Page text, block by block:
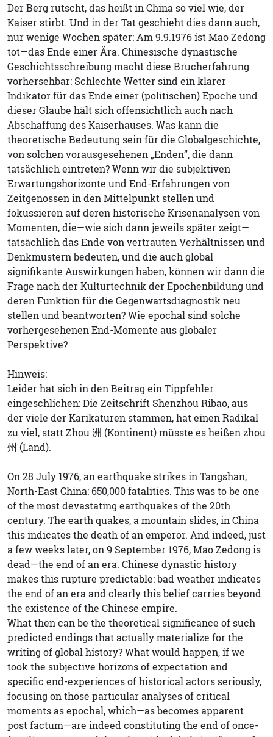
Der Berg rutscht, das heißt in China so viel wie, der
Kaiser stirbt. Und in der Tat geschieht dies dann auch,
nur wenige Wochen später: Am 9.9.1976 ist Mao Zedong
tot—das Ende einer Ära. Chinesische dynastische
Geschichtsschreibung macht diese Brucherfahrung
vorhersehbar: Schlechte Wetter sind ein klarer
Indikator für das Ende einer (politischen) Epoche und
dieser Glaube hält sich offensichtlich auch nach
Abschaffung des Kaiserhauses. Was kann die
theoretische Bedeutung sein für die Globalgeschichte,
von solchen vorausgesehenen „Enden”, die dann
tatsächlich eintreten? Wenn wir die subjektiven
Erwartungshorizonte und End-Erfahrungen von
Zeitgenossen in den Mittelpunkt stellen und
fokussieren auf deren historische Krisenanalysen von
Momenten, die—wie sich dann jeweils später zeigt—
tatsächlich das Ende von vertrauten Verhältnissen und
Denkmustern bedeuten, und die auch global
signifikante Auswirkungen haben, können wir dann die
Frage nach der Kulturtechnik der Epochenbildung und
deren Funktion für die Gegenwartsdiagnostik neu
stellen und beantworten? Wie epochal sind solche
vorhergesehenen End-Momente aus globaler
Perspektive?
Hinweis:
Leider hat sich in den Beitrag ein Tippfehler
eingeschlichen: Die Zeitschrift Shenzhou Ribao, aus
der viele der Karikaturen stammen, hat einen Radikal
zu viel, statt Zhou 洲 (Kontinent) müsste es heißen zhou
州 (Land).
On 28 July 1976, an earthquake strikes in Tangshan,
North-East China: 650,000 fatalities. This was to be one
of the most devastating earthquakes of the 20th
century. The earth quakes, a mountain slides, in China
this indicates the death of an emperor. And indeed, just
a few weeks later, on 9 September 1976, Mao Zedong is
dead—the end of an era. Chinese dynastic history
makes this rupture predictable: bad weather indicates
the end of an era and clearly this belief carries beyond
the existence of the Chinese empire.
What then can be the theoretical significance of such
predicted endings that actually materialize for the
writing of global history? What would happen, if we
took the subjective horizons of expectation and
specific end-experiences of historical actors seriously,
focusing on those particular analyses of critical
moments as epochal, which—as becomes apparent
post factum—are indeed constituting the end of once-